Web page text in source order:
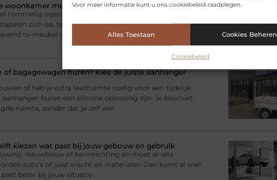
Voor meer informatie kunt u ons cookiebeleid raadplegen.
Alles Toestaan Cookies Beheren
Cookiebeleid
woonkamer met een zwevend tv meubel van eiken
rommelig ogen. Apparatuur, kabels, afstandsbedieningen
zich op, terwijl je juist in de woonkamer behoefte
tv-meubel is dan een slimme oplossing: het
of bagagewagen huren? Kies de juiste aanhanger
of heb je extra laadruimte nodig voor een tijdelijk
huren een slimme oplossing zijn. Je beschikt
ruimte, zonder dat je zelf een
kiezen wat past bij jouw gebouw en gebruik
nieuwbouw of herinrichting en moet er iets
auto’s of juist vracht en materialen Dan komt al snel
beter bij jouw situatie